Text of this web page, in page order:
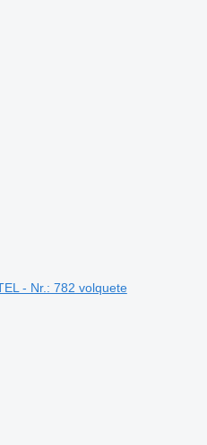
- Nr.: 782 volquete